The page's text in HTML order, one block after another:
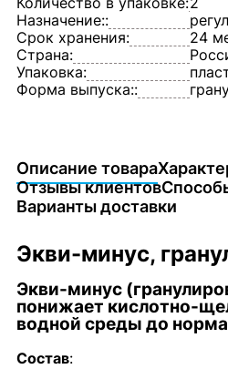
Назначение::
Срок хранения:
24
Страна:
Упаковка:
Форма выпуска::
Описание товара
Отзывы клиентов
Варианты доставки
Экви-минус,
Экви-минус
понижает кислотно-
водной среды до
Состав: